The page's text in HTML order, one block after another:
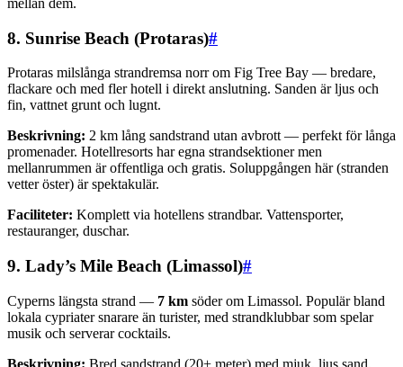
mellan dem.
8. Sunrise Beach (Protaras)#
Protaras milslånga strandremsa norr om Fig Tree Bay — bredare,
flackare och med fler hotell i direkt anslutning. Sanden är ljus och
fin, vattnet grunt och lugnt.
Beskrivning: 2 km lång sandstrand utan avbrott — perfekt för långa
promenader. Hotellresorts har egna strandsektioner men
mellanrummen är offentliga och gratis. Soluppgången här (stranden
vetter öster) är spektakulär.
Faciliteter: Komplett via hotellens strandbar. Vattensporter,
restauranger, duschar.
9. Lady’s Mile Beach (Limassol)#
Cyperns längsta strand — 7 km söder om Limassol. Populär bland
lokala cypriater snarare än turister, med strandklubbar som spelar
musik och serverar cocktails.
Beskrivning: Bred sandstrand (20+ meter) med mjuk, ljus sand.